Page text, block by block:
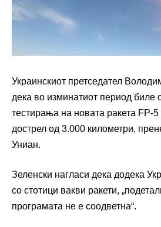
Украинскиот претседател
дека во изминатиот период биле
тестирања на новата ракета FP-5
дострел од 3.000 километри,
Униан.
Зеленски нагласи дека додека
со стотици вакви ракети,
програмата не е соодветна“.